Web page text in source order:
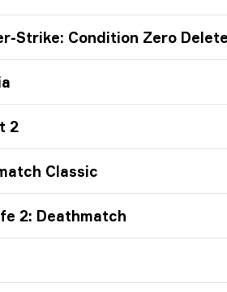
Strike: Condition Zero
2
Classic
2: Deathmatch